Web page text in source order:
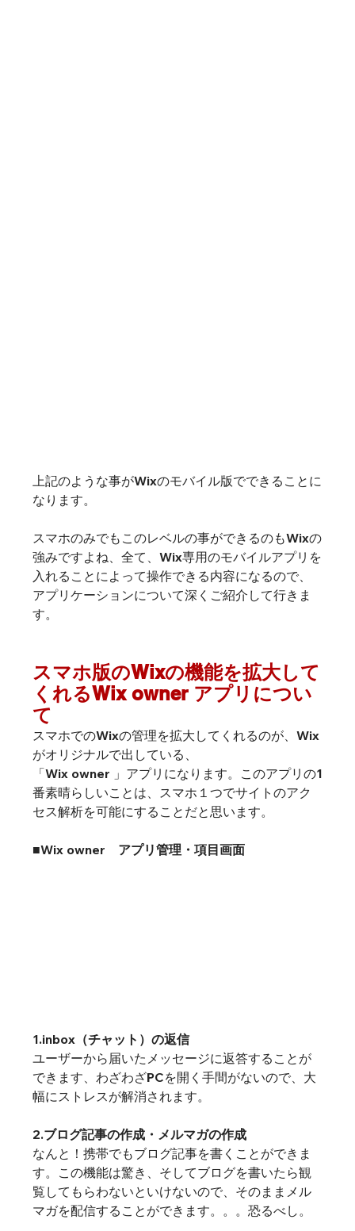
上記のような事がWixのモバイル版でできることに
スマホのみでもこのレベルの事ができるのもWixの
強みですよね、全て、Wix専用のモバイルアプリを
入れることによって操作できる内容になるので、
アプリケーションについて深くご紹介して行きま
す。
スマホ版のWixの機能を拡大して
くれるWix owner アプリについ
て
スマホでのWixの管理を拡大してくれるのが、Wix
がオリジナルで出している、
「Wix owner 」アプリになります。このアプリの1
番素晴らしいことは、スマホ１つでサイトのアク
セス解析を可能にすることだと思います。
■Wix owner　アプリ管理・項目画面
1.inbox（チャット）の返信
ユーザーから届いたメッセージに返答することが
できます、わざわざPCを開く手間がないので、大
幅にストレスが解消されます。
2.ブログ記事の作成・メルマガの作成
なんと！携帯でもブログ記事を書くことができま
す。この機能は驚き、そしてブログを書いたら観
覧してもらわないといけないので、そのままメル
マガを配信することができます。。。恐るべし。